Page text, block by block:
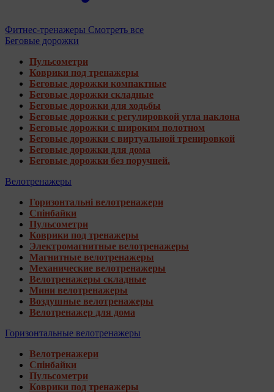
Фитнес-тренажеры Смотреть все
Беговые дорожки
Пульсометри
Коврики под тренажеры
Беговые дорожки компактные
Беговые дорожки складные
Беговые дорожки для ходьбы
Беговые дорожки с регулировкой угла наклона
Беговые дорожки с широким полотном
Беговые дорожки с виртуальной тренировкой
Беговые дорожки для дома
Беговые дорожки без поручней.
Велотренажеры
Горизонтальні велотренажери
Спінбайки
Пульсометри
Коврики под тренажеры
Электромагнитные велотренажеры
Магнитные велотренажеры
Механические велотренажеры
Велотренажеры складные
Мини велотренажеры
Воздушные велотренажеры
Велотренажер для дома
Горизонтальные велотренажеры
Велотренажери
Спінбайки
Пульсометри
Коврики под тренажеры